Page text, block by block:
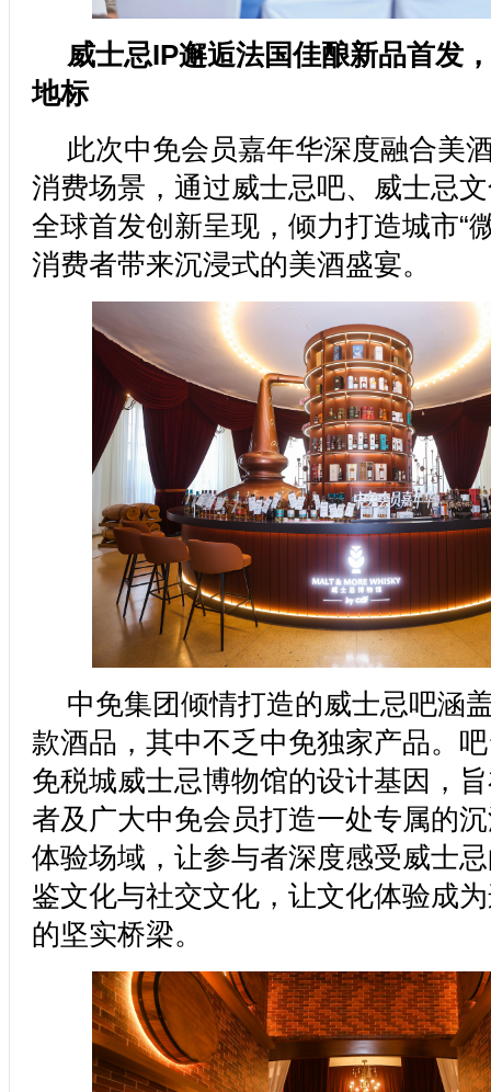
威士忌IP邂逅法国佳酿新品首发
地标
此次中免会员嘉年华深度融合美
消费场景，通过威士忌吧、威士忌
全球首发创新呈现，倾力打造城市“
消费者带来沉浸式的美酒盛宴。
中免集团倾情打造的威士忌吧涵
款酒品，其中不乏中免独家产品。
免税城威士忌博物馆的设计基因，
者及广大中免会员打造一处专属的
体验场域，让参与者深度感受威士
鉴文化与社交文化，让文化体验成
的坚实桥梁。